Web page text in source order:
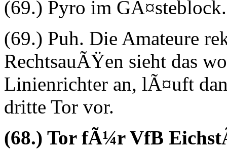
(69.) Pyro im GÃ¤steblock.
(69.) Puh. Die Amateure
RechtsauÃŸen sieht das
Linienrichter an, lÃ¤uft
dritte Tor vor.
(68.) Tor fÃ¼r VfB